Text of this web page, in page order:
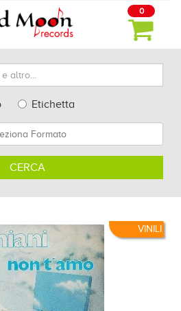
0
Etichetta
CERCA
VINILI